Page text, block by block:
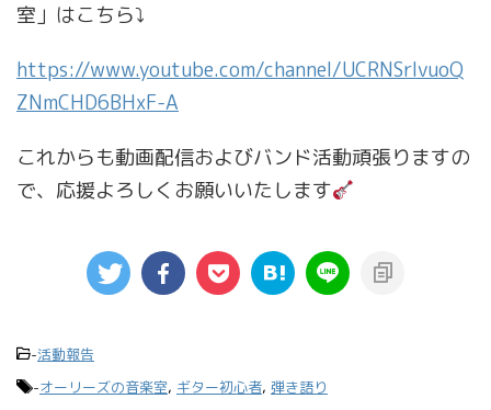
室」はこちら⤵︎
https://www.youtube.com/channel/UCRNSrIvuoQ
ZNmCHD6BHxF-A
これからも動画配信およびバンド活動頑張りますの
で、応援よろしくお願いいたします
-活動報告
-オーリーズの音楽室, ギター初心者, 弾き語り